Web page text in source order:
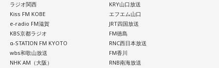
ラジオ関西
Kiss FM KOBE
e-radio FM滋賀
KBS京都ラジオ
α-STATION FM KYOTO
wbs和歌山放送
NHK AM（大阪）
KRY山口放送
エフエム山口
JRT四国放送
FM徳島
RNC西日本放送
FM香川
RNB南海放送